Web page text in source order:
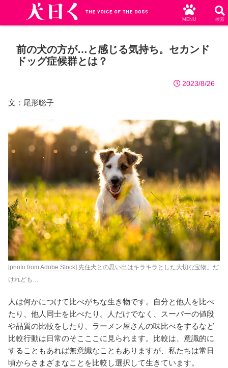
前の犬の方が…と感じる気持ち。セカンド
ドッグ症候群とは？
2023/8/26
文：尾形聡子
[photo fromAdobe Stock] 先住犬との思い出はキラキラとした大切な宝物。だ
けれども…
人は何かにつけて比べがちな生き物です。自分と他人を比べ
たり、他人同士を比べたり。人だけでなく、スーパーの値段
や品質の比較をしたり、ラーメン屋さんの味比べをするなど
比較行動は日常のそこここに見られます。比較は、意識的に
することもあれば無意識なこともありますが、私たちは常日
頃からさまざまなことを比較し選択して生きています。
MENU 検索